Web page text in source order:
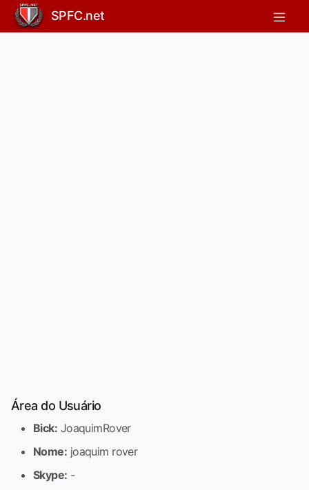
SPFC.net
Área do Usuário
Bick: JoaquimRover
Nome: joaquim rover
Skype: -